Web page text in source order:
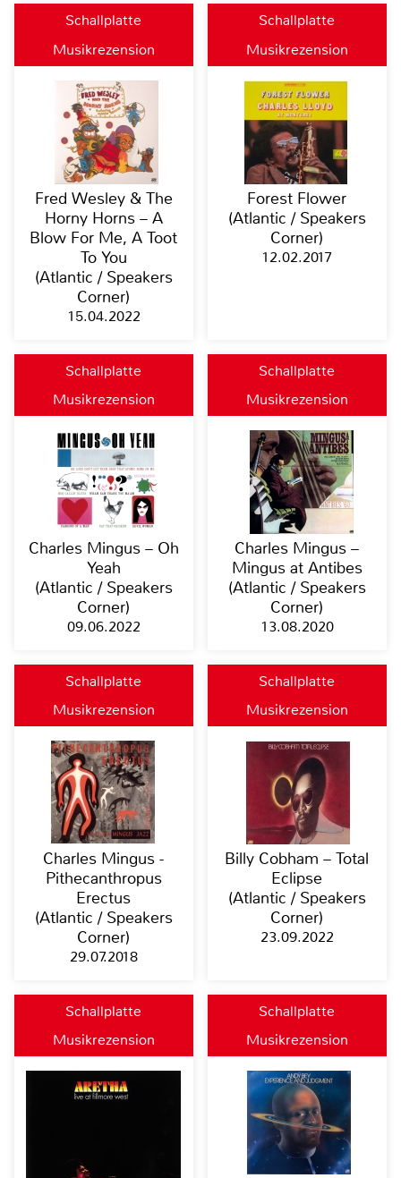
Schallplatte
Musikrezension
Fred Wesley & The
Horny Horns – A
Blow For Me, A Toot
To You
(Atlantic / Speakers
Corner)
15.04.2022
Schallplatte
Musikrezension
Forest Flower
(Atlantic / Speakers
Corner)
12.02.2017
Schallplatte
Musikrezension
Charles Mingus – Oh
Yeah
(Atlantic / Speakers
Corner)
09.06.2022
Schallplatte
Musikrezension
Charles Mingus –
Mingus at Antibes
(Atlantic / Speakers
Corner)
13.08.2020
Schallplatte
Musikrezension
Charles Mingus -
Pithecanthropus
Erectus
(Atlantic / Speakers
Corner)
29.07.2018
Schallplatte
Musikrezension
Billy Cobham – Total
Eclipse
(Atlantic / Speakers
Corner)
23.09.2022
Schallplatte
Musikrezension
Schallplatte
Musikrezension